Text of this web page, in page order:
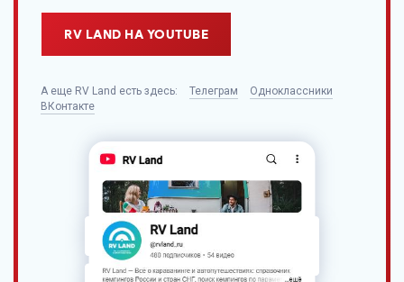
RV LAND НА YOUTUBE
А еще RV Land есть здесь: Телеграм
Одноклассники
ВКонтакте